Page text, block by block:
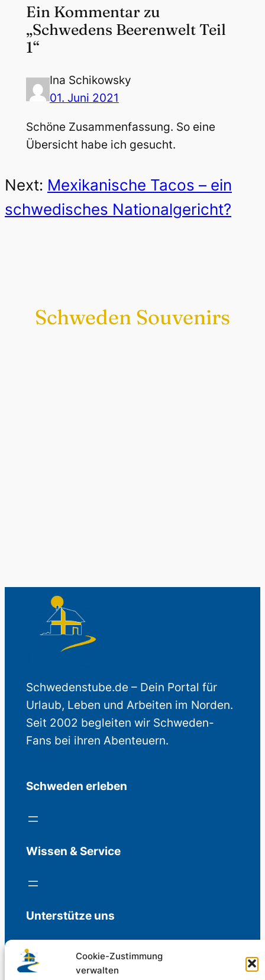
Cookie-Zustimmung
verwalten
Ein Kommentar zu
„Schwedens Beerenwelt Teil
1“
Ina Schikowsky
01. Juni 2021
Schöne Zusammenfassung. So eine
Übersicht habe ich gesucht.
Next: Mexikanische Tacos – ein
schwedisches Nationalgericht?
Schweden Souvenirs
Schwedenstube.de – Dein Portal für
Urlaub, Leben und Arbeiten im Norden.
Seit 2002 begleiten wir Schweden-
Fans bei ihren Abenteuern.
Schweden erleben
Wissen & Service
Unterstütze uns
Freiwillige Spenden für die Aufrechterhaltung